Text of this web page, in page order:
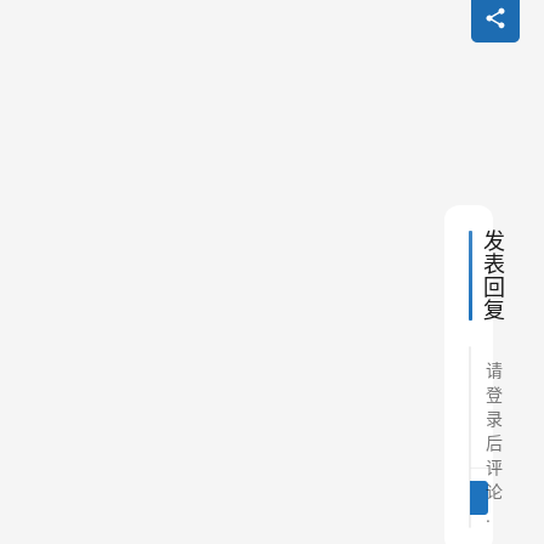
发
表
回
复
请
登
录
后
评
论
.
登录